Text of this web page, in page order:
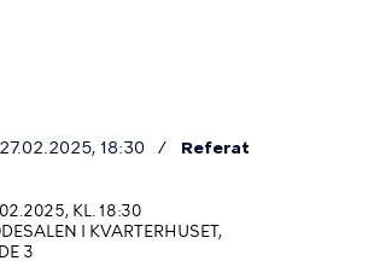
18:30 Referat
KL. 18:30
I KVARTERHUSET,
3